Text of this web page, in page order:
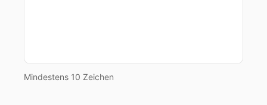
Mindestens 10 Zeichen